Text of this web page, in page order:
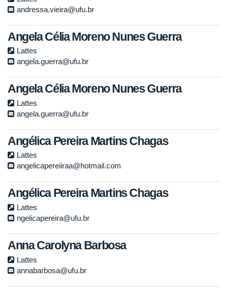
andressa.vieira@ufu.br
Angela Célia Moreno Nunes Guerra
Lattes
angela.guerra@ufu.br
Angela Célia Moreno Nunes Guerra
Lattes
angela.guerra@ufu.br
Angélica Pereira Martins Chagas
Lattes
angelicapereiiraa@hotmail.com
Angélica Pereira Martins Chagas
Lattes
ngelicapereira@ufu.br
Anna Carolyna Barbosa
Lattes
annabarbosa@ufu.br